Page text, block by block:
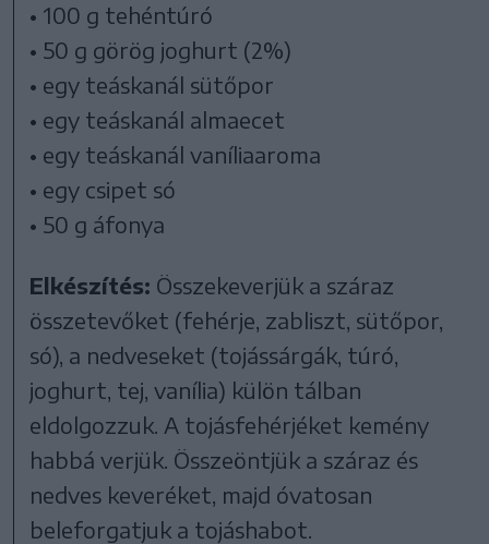
• 100 g tehéntúró
• 50 g görög joghurt (2%)
• egy teáskanál sütőpor
• egy teáskanál almaecet
• egy teáskanál vaníliaaroma
• egy csipet só
• 50 g áfonya
Elkészítés: Összekeverjük a száraz
összetevőket (fehérje, zabliszt, sütőpor,
só), a nedveseket (tojássárgák, túró,
joghurt, tej, vanília) külön tálban
eldolgozzuk. A tojásfehérjéket kemény
habbá verjük. Összeöntjük a száraz és
nedves keveréket, majd óvatosan
beleforgatjuk a tojáshabot.